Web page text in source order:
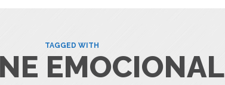
TAGGED WITH
EMOCIONAL